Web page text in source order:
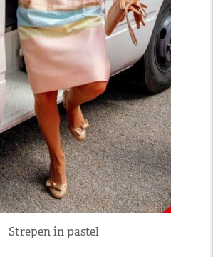
Strepen in pastel